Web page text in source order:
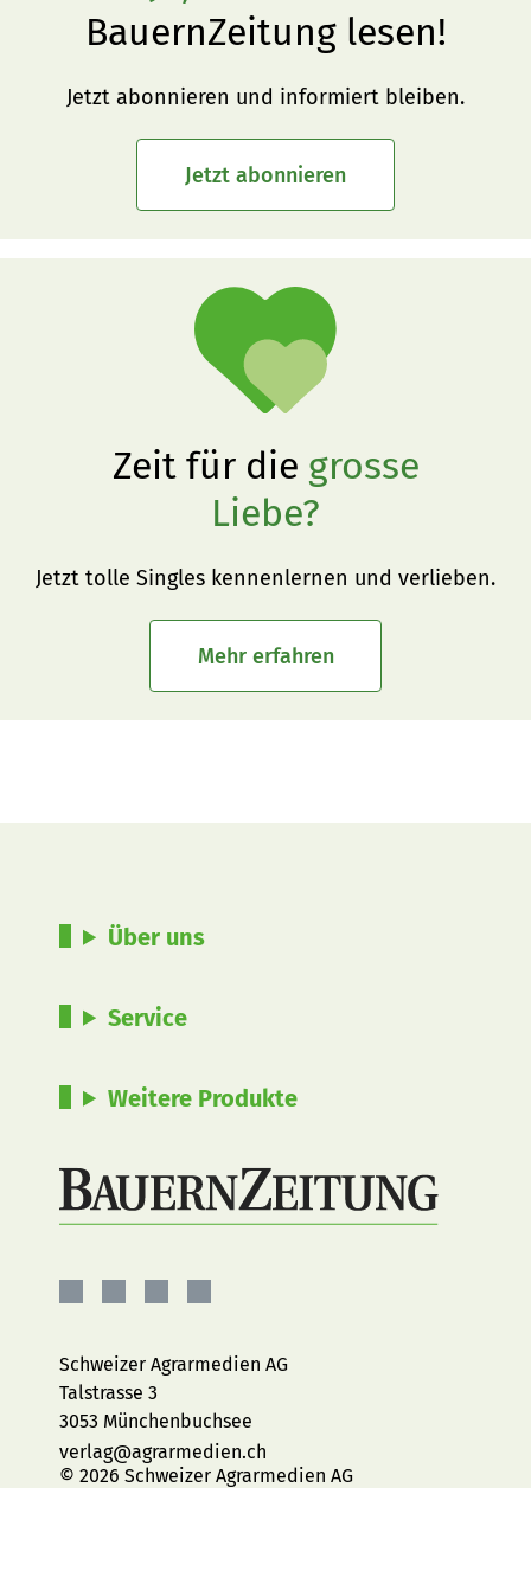
BauernZeitung lesen!
Jetzt abonnieren und informiert bleiben.
Jetzt abonnieren
Zeit für die grosse
Liebe?
Jetzt tolle Singles kennenlernen und verlieben.
Mehr erfahren
Über uns
Service
Weitere Produkte
Facebook
Instagram
YouTubeLinkedIn
Schweizer Agrarmedien AG
Talstrasse 3
3053 Münchenbuchsee
verlag@agrarmedien.ch
© 2026 Schweizer Agrarmedien AG